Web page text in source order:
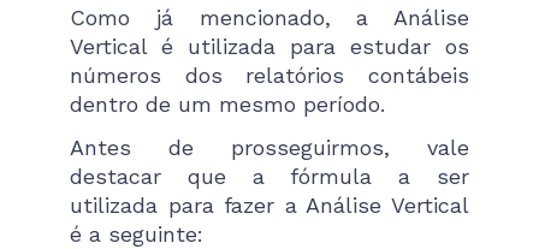
Como já mencionado, a Análise
Vertical é utilizada para estudar os
números dos relatórios contábeis
dentro de um mesmo período.
Antes de prosseguirmos, vale
destacar que a fórmula a ser
utilizada para fazer a Análise Vertical
é a seguinte: